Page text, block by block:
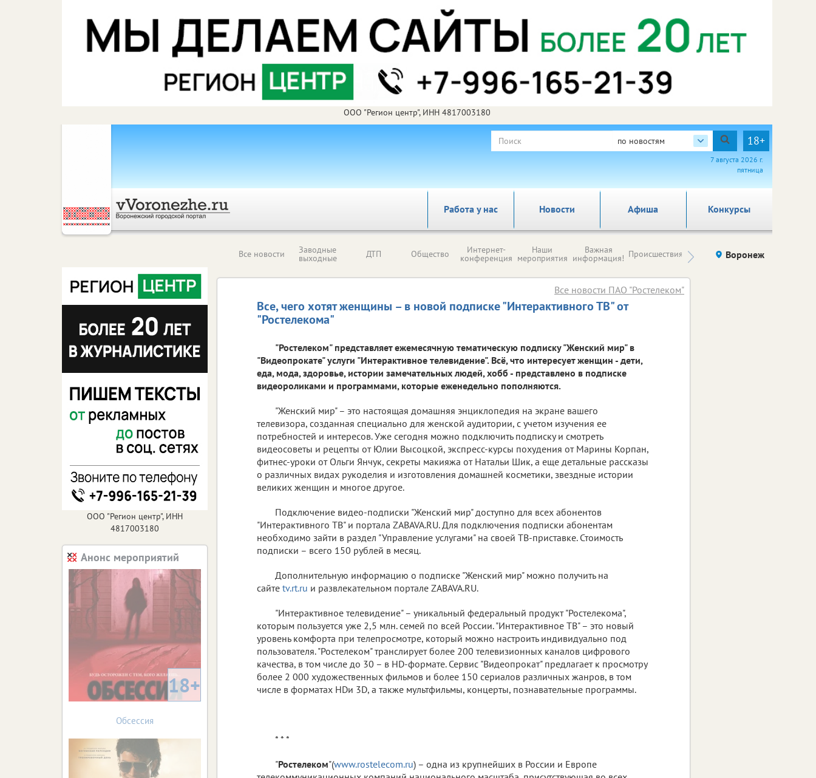
ООО "Регион центр", ИНН 4817003180
по новостям 18+
7 августа 2026 г.
пятница
Работа у нас Новости Афиша Конкурсы
Все новости Заводные
выходные ДТП Общество Интернет-
конференция
Наши
мероприятия
Важная
информация! Происшествия Здоровье компаний (на
Воронеж
Все, чего хотят женщины – в новой подписке "Интерактивного ТВ" от
"Ростелекома"
Все новости ПАО "Ростелеком"
"Ростелеком" представляет ежемесячную тематическую подписку "Женский мир" в
"Видеопрокате" услуги "Интерактивное телевидение". Всё, что интересует женщин - дети,
еда, мода, здоровье, истории замечательных людей, хобб - представлено в подписке
видеороликами и программами, которые еженедельно пополняются.
"Женский мир" – это настоящая домашняя энциклопедия на экране вашего
телевизора, созданная специально для женской аудитории, с учетом изучения ее
потребностей и интересов. Уже сегодня можно подключить подписку и смотреть
видеосоветы и рецепты от Юлии Высоцкой, экспресс-курсы похудения от Марины Корпан,
фитнес-уроки от Ольги Янчук, секреты макияжа от Натальи Шик, а еще детальные рассказы
о различных видах рукоделия и изготовления домашней косметики, звездные истории
великих женщин и многое другое.
Подключение видео-подписки "Женский мир" доступно для всех абонентов
"Интерактивного ТВ" и портала ZABAVA.RU. Для подключения подписки абонентам
необходимо зайти в раздел "Управление услугами" на своей ТВ-приставке. Стоимость
подписки – всего 150 рублей в месяц.
Дополнительную информацию о подписке "Женский мир" можно получить на
cайте tv.rt.ru и развлекательном портале ZABAVA.RU.
"Интерактивное телевидение" – уникальный федеральный продукт "Ростелекома",
которым пользуется уже 2,5 млн. семей по всей России. "Интерактивное ТВ" – это новый
уровень комфорта при телепросмотре, который можно настроить индивидуально под
пользователя. "Ростелеком" транслирует более 200 телевизионных каналов цифрового
качества, в том числе до 30 – в HD-формате. Сервис "Видеопрокат" предлагает к просмотру
более 2 000 художественных фильмов и более 150 сериалов различных жанров, в том
числе в форматах HDи 3D, а также мультфильмы, концерты, познавательные программы.
* * *
"Ростелеком"(www.rostelecom.ru) – одна из крупнейших в России и Европе
ООО "Регион центр", ИНН
4817003180
Анонс мероприятий
18+
Обсессия